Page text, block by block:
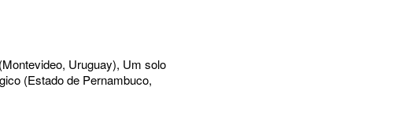
Uruguay), Um solo
(Estado de Pernambuco,